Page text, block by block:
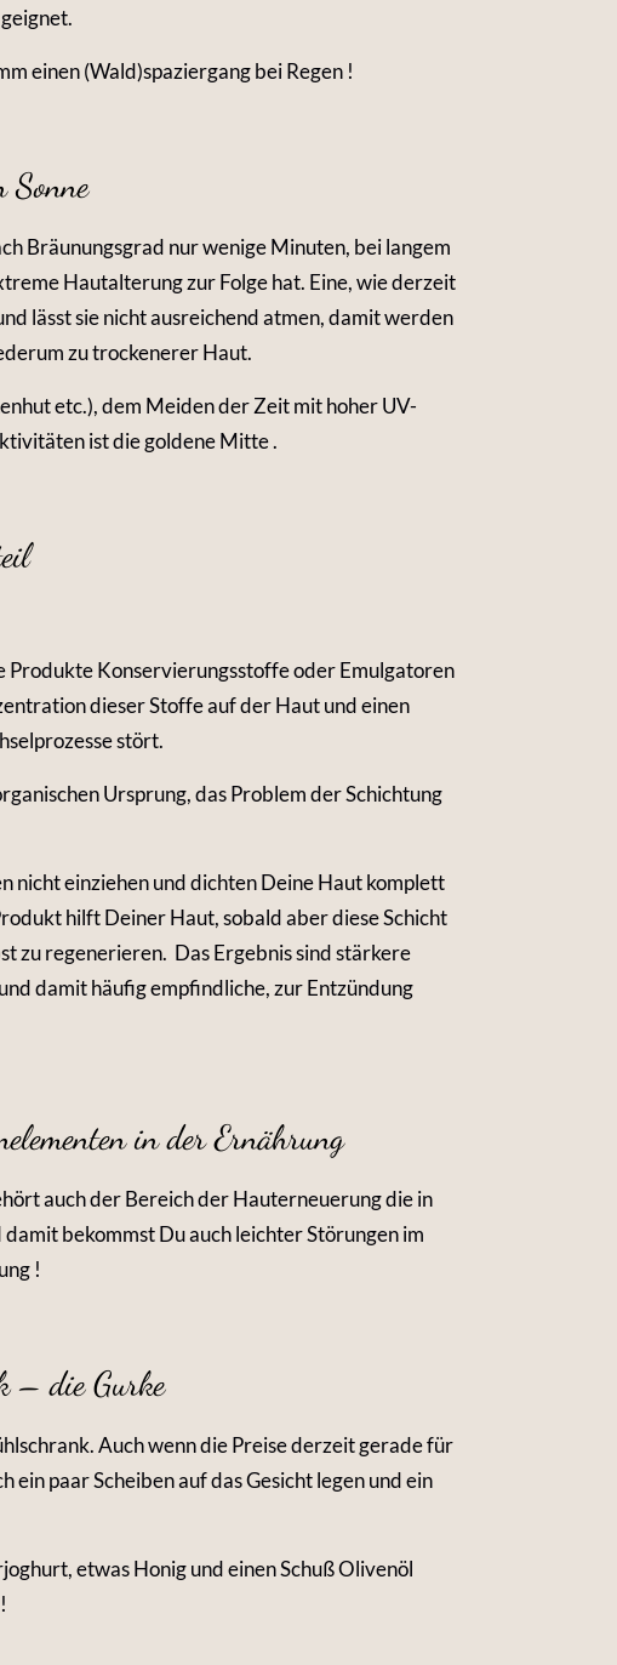
einen (Wald)spaziergang bei Regen !
Sonne
Bräunungsgrad nur wenige Minuten, bei langem
Hautalterung zur Folge hat. Eine, wie derzeit
lässt sie nicht ausreichend atmen, damit werden
zu trockenerer Haut.
etc.), dem Meiden der Zeit mit hoher UV-
ist die goldene Mitte .
Produkte Konservierungsstoffe oder Emulgatoren
dieser Stoffe auf der Haut und einen
stört.
Ursprung, das Problem der Schichtung
nicht einziehen und dichten Deine Haut komplett
hilft Deiner Haut, sobald aber diese Schicht
zu regenerieren. Das Ergebnis sind stärkere
damit häufig empfindliche, zur Entzündung
in der Ernährung
auch der Bereich der Hauterneuerung die in
bekommst Du auch leichter Störungen im
!
– die Gurke
Auch wenn die Preise derzeit gerade für
paar Scheiben auf das Gesicht legen und ein
etwas Honig und einen Schuß Olivenöl